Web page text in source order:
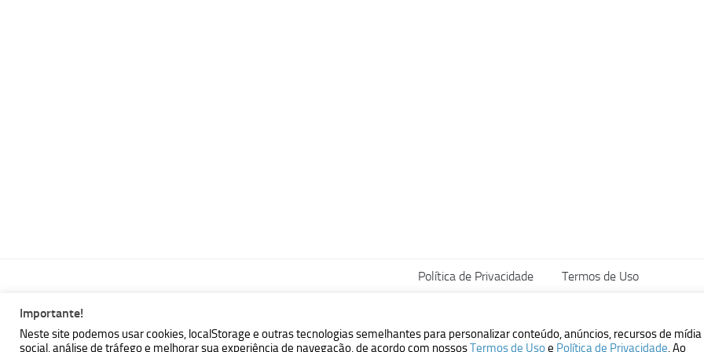
Política de Privacidade Termos de Uso
MBallem | Programando com Java © 2026. Todos Direitos Reservados.
Powered by - Designed with theHueman theme
Importante!
Neste site podemos usar cookies, localStorage e outras tecnologias semelhantes para personalizar conteúdo, anúncios, recursos de mídia
social, análise de tráfego e melhorar sua experiência de navegação, de acordo com nossosTermos de Usoe Política de Privacidade. Ao